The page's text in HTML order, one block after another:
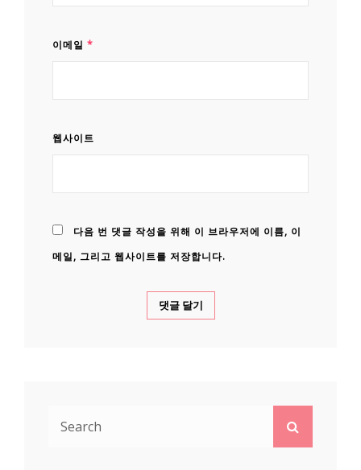
이메일 *
웹사이트
다음 번 댓글 작성을 위해 이 브라우저에 이름, 이
메일, 그리고 웹사이트를 저장합니다.